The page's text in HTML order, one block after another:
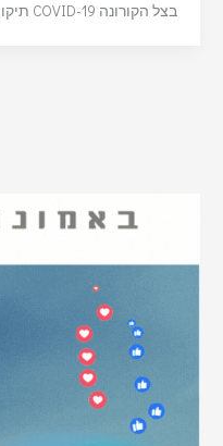
בצל הקורונה COVID-19 תיקון מחשבים […]